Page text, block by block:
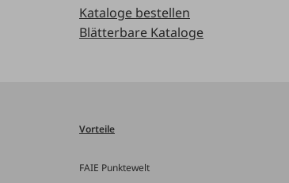
Kataloge bestellen
Blätterbare Kataloge
Vorteile
FAIE Punktewelt